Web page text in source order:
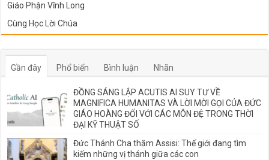
Giáo Phận Vĩnh Long
Cùng Học Lời Chúa
Gần đây Phổ biến Bình luận Nhãn
ĐỒNG SÁNG LẬP ACUTIS AI SUY TƯ VỀ
MAGNIFICA HUMANITAS VÀ LỜI MỜI GỌI CỦA ĐỨC
GIÁO HOÀNG ĐỐI VỚI CÁC MÔN ĐỆ TRONG THỜI
ĐẠI KỸ THUẬT SỐ
Đức Thánh Cha thăm Assisi: Thế giới đang tìm
kiếm những vị thánh giữa các con